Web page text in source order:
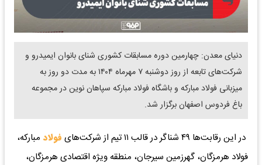
دنیای معدن: چهارمین دوره مسابقات کشوری شنای بانوان ایمیدرو و
شرکت‌های تابعه از روز دوشنبه ۷ مهرماه ۱۴۰۴ به مدت دو روز به
میزبانی فولاد مبارکه و باشگاه فولاد مبارکه سپاهان نوین در مجموعه
باغ فردوس اصفهان برگزار شد.
در این رقابت‌ها ۴۹ شناگر در قالب ۱۱ تیم از شرکت‌های فولاد مبارکه،
فولاد هرمزگان، گهرزمین سیرجان، منطقه ویژه اقتصادی هرمزگان،